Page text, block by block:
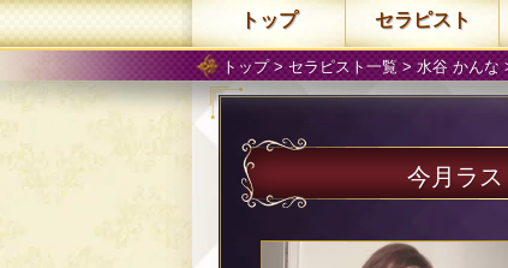
トップ> セラピスト一覧>水谷 かんな
今月ラス
トップ セラピスト